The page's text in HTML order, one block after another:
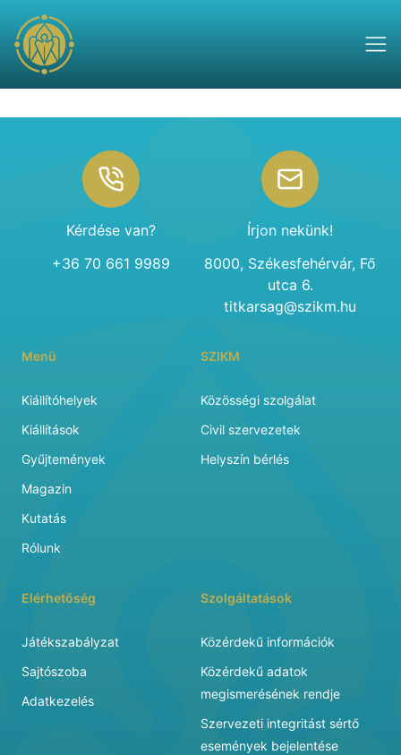
Kérdése van?
+36 70 661 9989
Írjon nekünk!
8000, Székesfehérvár, Fő
utca 6.
titkarsag@szikm.hu
Menü
Kiállítóhelyek
Kiállítások
Gyűjtemények
Magazin
Kutatás
Rólunk
SZIKM
Közösségi szolgálat
Civil szervezetek
Helyszín bérlés
Elérhetőség
Játékszabályzat
Sajtószoba
Adatkezelés
Szolgáltatások
Közérdekű információk
Közérdekű adatok
megismerésének rendje
Szervezeti integritást sértő
események bejelentése